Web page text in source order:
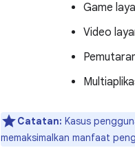
Game
Video
Catatan: Kasus
memaksimalkan manfaat